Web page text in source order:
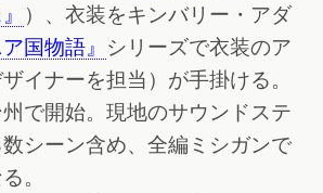
）、衣装をキンバリー・アダ
国物語』 シリーズで衣装のア
イナーを担当）が手掛ける。
で開始。現地のサウンドステ
シーン含め、全編ミシガンで
。